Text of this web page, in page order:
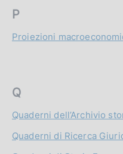
P
Proiezioni
Q
Quaderni dell’Archivio
Quaderni di Ricerca